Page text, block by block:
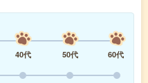
40代 50代
60代